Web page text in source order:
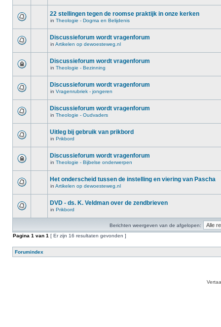
22 stellingen tegen de roomse praktijk in onze kerken
in Theologie - Dogma en Belijdenis
Discussieforum wordt vragenforum
in Artikelen op dewoesteweg.nl
Discussieforum wordt vragenforum
in Theologie - Bezinning
Discussieforum wordt vragenforum
in Vragenrubriek - jongeren
Discussieforum wordt vragenforum
in Theologie - Oudvaders
Uitleg bij gebruik van prikbord
in Prikbord
Discussieforum wordt vragenforum
in Theologie - Bijbelse onderwerpen
Het onderscheid tussen de instelling en viering van Pascha
in Artikelen op dewoesteweg.nl
DVD - ds. K. Veldman over de zendbrieven
in Prikbord
Berichten weergeven van de afgelopen:
Pagina 1 van 1 [ Er zijn 16 resultaten gevonden ]
Forumindex